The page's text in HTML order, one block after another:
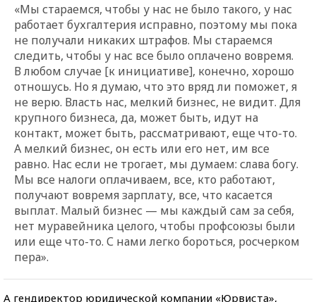
«Мы стараемся, чтобы у нас не было такого, у нас
работает бухгалтерия исправно, поэтому мы пока
не получали никаких штрафов. Мы стараемся
следить, чтобы у нас все было оплачено вовремя.
В любом случае [к инициативе], конечно, хорошо
отношусь. Но я думаю, что это вряд ли поможет, я
не верю. Власть нас, мелкий бизнес, не видит. Для
крупного бизнеса, да, может быть, идут на
контакт, может быть, рассматривают, еще что-то.
А мелкий бизнес, он есть или его нет, им все
равно. Нас если не трогает, мы думаем: слава богу.
Мы все налоги оплачиваем, все, кто работают,
получают вовремя зарплату, все, что касается
выплат. Малый бизнес — мы каждый сам за себя,
нет муравейника целого, чтобы профсоюзы были
или еще что-то. С нами легко бороться, росчерком
пера».
А гендиректор юридической компании «Юрвиста»,